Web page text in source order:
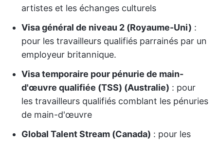
artistes et les échanges culturels
Visa général de niveau 2 (Royaume-Uni) :
pour les travailleurs qualifiés parrainés par un
employeur britannique.
Visa temporaire pour pénurie de main-
d'œuvre qualifiée (TSS) (Australie) : pour
les travailleurs qualifiés comblant les pénuries
de main-d'œuvre
Global Talent Stream (Canada) : pour les